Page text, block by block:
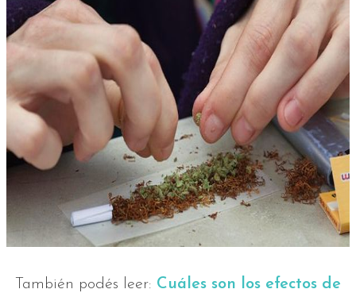
También podés leer: Cuáles son los efectos de